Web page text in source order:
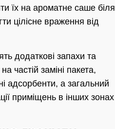
їх на ароматне саше біля
цілісне враження від
додаткові запахи та
частій заміні пакета,
адсорбенти, а загальний
приміщень в інших зонах